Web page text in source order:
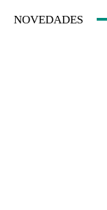
NOVEDADES